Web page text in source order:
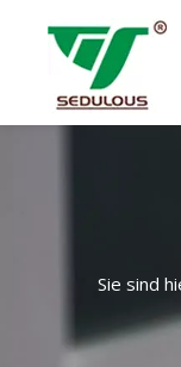
Sie sind